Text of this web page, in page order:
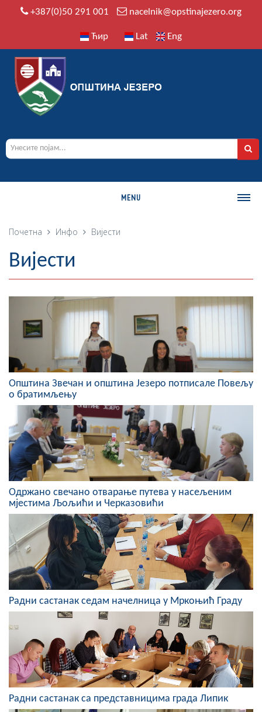
+387(0)50 291 001 nacelnik@opstinajezero.org
Ћир Lat Eng
MENU
О ОПШТИНИ
Историја
Географија
Насељена мјеста
Занимљивости
Фотогалерија
НАЧЕЛНИК
О Начелнику
Замјеник начелника
Извјештај о раду начелника
СКУПШТИНА
Статут Општине
Скупштинско вијеће општине језеро
Састав Скупштине
Службени Гласници
ОПШТИНСКА УПРАВА
ИНФО
Вијести
Активности
Почетна Инфо Вијести
Вијести
Општина Звечан и општина Језеро потписале Повељу
о братимљењу
Одржано свечано отварање путева у насељеним
мјестима Љољићи и Черказовићи
Радни састанак седам начелница у Мркоњић Граду
Радни састанак са представницима града Липик